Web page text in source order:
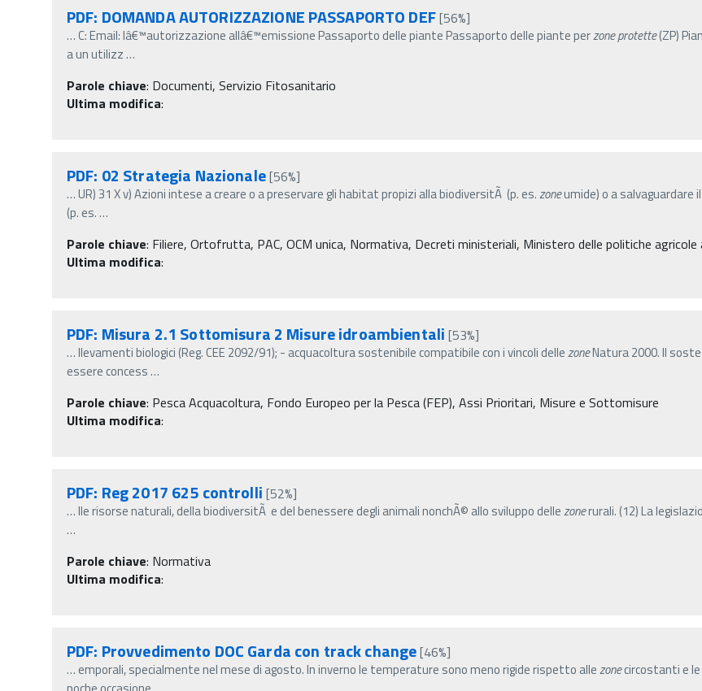
PDF: DOMANDA AUTORIZZAZIONE PASSAPORTO DEF[56%]
…C: Email: lâ€™autorizzazione allâ€™emissione Passaporto delle piante Passaporto delle piante perzoneprotette(ZP)
a un utilizz…
Parole chiave: Documenti, Servizio Fitosanitario
Ultima modifica:
PDF: 02 Strategia Nazionale[56%]
…UR) 31 X v) Azioni intese a creare o a preservare gli habitat propizi alla biodiversitÃ (p. es.zoneumide) o a salvaguardare
(p. es.…
Parole chiave: Filiere, Ortofrutta, PAC, OCM unica, Normativa, Decreti ministeriali, Ministero delle politiche
Ultima modifica:
PDF: Misura 2.1 Sottomisura 2 Misure idroambientali [53%]
…llevamenti biologici (Reg. CEE 2092/91); - acquacoltura sostenibile compatibile con i vincoli dellezoneNatura 2000. Il
essere concess…
Parole chiave: Pesca Acquacoltura, Fondo Europeo per la Pesca (FEP), Assi Prioritari, Misure e Sottomisure
Ultima modifica:
PDF: Reg 2017 625 controlli [52%]
…lle risorse naturali, della biodiversitÃ e del benessere degli animali nonchÃ© allo sviluppo dellezonerurali. (12) La
…
Parole chiave: Normativa
Ultima modifica:
PDF: Provvedimento DOC Garda con track change[46%]
… emporali, specialmente nel mese di agosto. In inverno le temperature sono meno rigide rispetto allezonecircostanti e